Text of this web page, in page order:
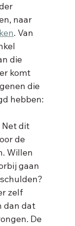
naar
. Van
die
komt
die
hebben:
Net dit
de
Willen
gaan
dan dat
De